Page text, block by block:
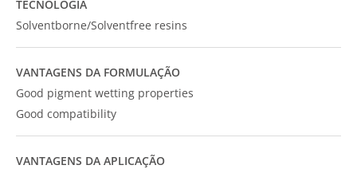
TECNOLOGIA
Solventborne/Solventfree resins
VANTAGENS DA FORMULAÇÃO
Good pigment wetting properties
Good compatibility
VANTAGENS DA APLICAÇÃO